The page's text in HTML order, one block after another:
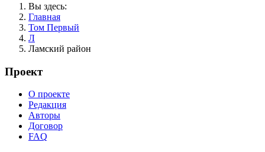
Вы здесь:
Главная
Том Первый
Л
Ламский район
Проект
О проекте
Редакция
Авторы
Договор
FAQ